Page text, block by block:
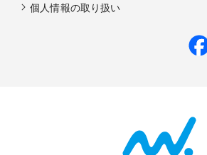
個人情報の取り扱い